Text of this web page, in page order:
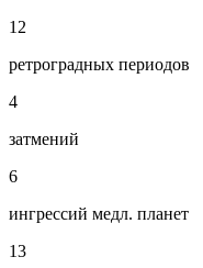
12
ретроградных периодов
4
затмений
6
ингрессий медл. планет
13